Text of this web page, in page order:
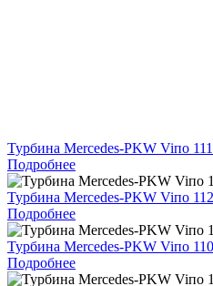
Турбина Mercedes-PKW Viпо
Подробнее
Турбина Mercedes-PKW Viпо
Подробнее
Турбина Mercedes-PKW Viпо
Подробнее